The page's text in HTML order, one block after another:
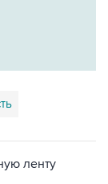
ленту